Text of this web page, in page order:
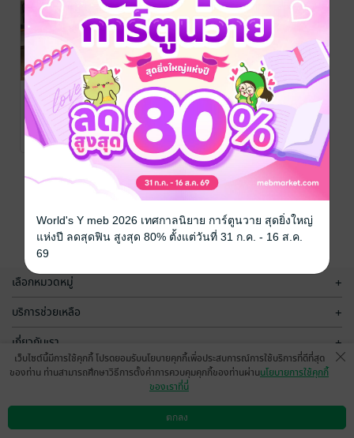
In Game, In
Love เกมนี้มีรัก
afternoonteaz/
Skycloud
นิยายวาย Boy
Love / Yaoi
12 Rating
สิบทิศไม่แต่ง
afternoonteaz/
Skycloud
นิยายวาย Boy
Love / Yaoi
1 Rating
เลือกหมวดหมู่ +
บริการช่วยเหลือ +
เกี่ยวกับเรา +
กลุ่มธุรกิจในเครือ
ดาวน์โหลดแอป วิธีการใช้งาน ติดต่อเรา
เว็บไซต์นี้มีการใช้คุกกี้ โปรดยอมรับนโยบายคุกกี้เพื่อประสบการณ์การใช้บริการที่ดีที่สุด
ของท่าน ท่านสามารถศึกษาวิธีการตั้งค่าการควบคุมคุกกี้ของท่านผ่านนโยบายการใช้คุกกี้
ของเราที่นี่
ตกลง
World's Y meb 2026 เทศกาลนิยาย การ์ตูนวาย สุดยิ่งใหญ่
แห่งปี ลดสุดฟิน สูงสุด 80% ตั้งแต่วันที่ 31 ก.ค. - 16 ส.ค.
69